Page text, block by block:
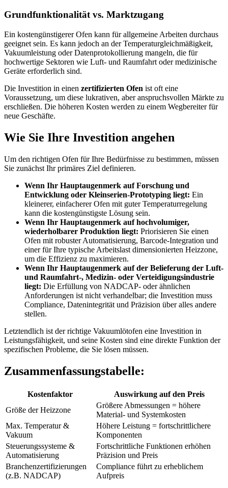
Grundfunktionalität vs. Marktzugang
Ein kostengünstigerer Ofen kann für allgemeine Arbeiten durchaus
geeignet sein. Es kann jedoch an der Temperaturgleichmäßigkeit,
Vakuumleistung oder Datenprotokollierung mangeln, die für
hochwertige Sektoren wie Luft- und Raumfahrt oder medizinische
Geräte erforderlich sind.
Die Investition in einen zertifizierten Ofen ist oft eine
Voraussetzung, um diese lukrativen, aber anspruchsvollen Märkte zu
erschließen. Die höheren Kosten werden zu einem Wegbereiter für
neue Geschäfte.
Wie Sie Ihre Investition angehen
Um den richtigen Ofen für Ihre Bedürfnisse zu bestimmen, müssen
Sie zunächst Ihr primäres Ziel definieren.
Wenn Ihr Hauptaugenmerk auf Forschung und
Entwicklung oder Kleinserien-Prototyping liegt: Ein
kleinerer, einfacherer Ofen mit guter Temperaturregelung
kann die kostengünstigste Lösung sein.
Wenn Ihr Hauptaugenmerk auf hochvolumiger,
wiederholbarer Produktion liegt: Priorisieren Sie einen
Ofen mit robuster Automatisierung, Barcode-Integration und
einer für Ihre typische Arbeitslast dimensionierten Heizzone,
um die Effizienz zu maximieren.
Wenn Ihr Hauptaugenmerk auf der Belieferung der Luft-
und Raumfahrt-, Medizin- oder Verteidigungsindustrie
liegt: Die Erfüllung von NADCAP- oder ähnlichen
Anforderungen ist nicht verhandelbar; die Investition muss
Compliance, Datenintegrität und Präzision über alles andere
stellen.
Letztendlich ist der richtige Vakuumlötofen eine Investition in
Leistungsfähigkeit, und seine Kosten sind eine direkte Funktion der
spezifischen Probleme, die Sie lösen müssen.
Zusammenfassungstabelle:
Kostenfaktor
Auswirkung auf den Preis
Größe der Heizzone
Größere Abmessungen = höhere
Material- und Systemkosten
Max. Temperatur &
Vakuum
Höhere Leistung = fortschrittlichere
Komponenten
Steuerungssysteme &
Automatisierung
Fortschrittliche Funktionen erhöhen
Präzision und Preis
Branchenzertifizierungen
(z.B. NADCAP)
Compliance führt zu erheblichem
Aufpreis